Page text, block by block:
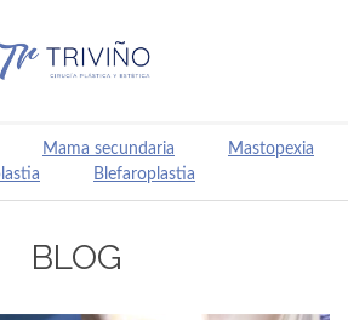
Mama secundaria
Mastopexia
Blefaroplastia
BLOG